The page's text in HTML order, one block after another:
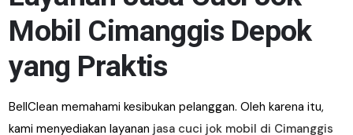
Mobil Cimanggis Depok
yang Praktis
BellClean memahami kesibukan pelanggan. Oleh karena itu,
kami menyediakan layanan jasa cuci jok mobil di Cimanggis